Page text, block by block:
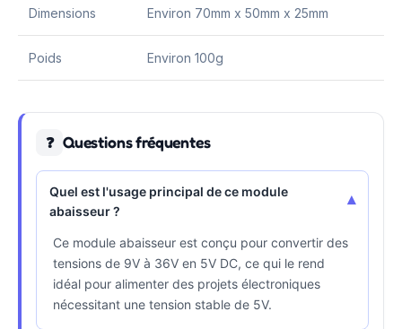
Dimensions Environ 70mm x 50mm x 25mm
Poids Environ 100g
❓ Questions fréquentes
Quel est l'usage principal de ce module
abaisseur ?
▾
Ce module abaisseur est conçu pour convertir des
tensions de 9V à 36V en 5V DC, ce qui le rend
idéal pour alimenter des projets électroniques
nécessitant une tension stable de 5V.